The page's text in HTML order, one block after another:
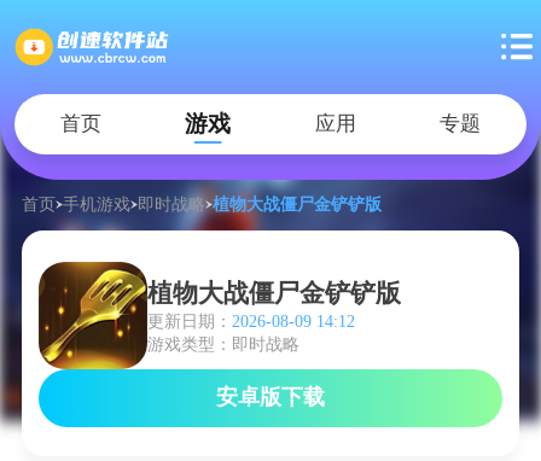
首页 游戏 应用 专题
首页 手机游戏 即时战略 植物大战僵尸金铲铲版
植物大战僵尸金铲铲版
更新日期： 2026-08-09 14:12
游戏类型：即时战略
安卓版下载